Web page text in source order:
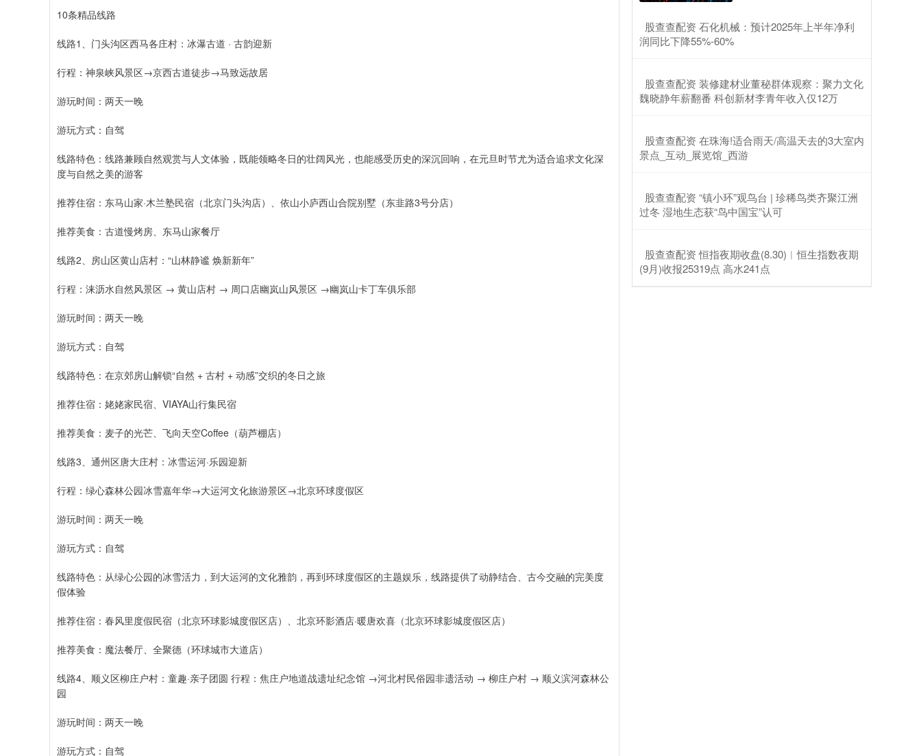
10条精品线路
线路1、门头沟区西马各庄村：冰瀑古道 · 古韵迎新
行程：神泉峡风景区→京西古道徒步→马致远故居
游玩时间：两天一晚
游玩方式：自驾
线路特色：线路兼顾自然观赏与人文体验，既能领略冬日的壮阔风光，也能感受历史的深沉回响，在元旦时节尤为适合追求文化深
度与自然之美的游客
推荐住宿：东马山家·木兰塾民宿（北京门头沟店）、依山小庐西山合院别墅（东韭路3号分店）
推荐美食：古道慢烤房、东马山家餐厅
线路2、房山区黄山店村：“山林静谧 焕新新年”
行程：涞沥水自然风景区 → 黄山店村 → 周口店幽岚山风景区 →幽岚山卡丁车俱乐部
游玩时间：两天一晚
游玩方式：自驾
线路特色：在京郊房山解锁“自然 + 古村 + 动感”交织的冬日之旅
推荐住宿：姥姥家民宿、VIAYA山行集民宿
推荐美食：麦子的光芒、飞向天空Coffee（葫芦棚店）
线路3、通州区唐大庄村：冰雪运河·乐园迎新
行程：绿心森林公园冰雪嘉年华→大运河文化旅游景区→北京环球度假区
游玩时间：两天一晚
游玩方式：自驾
线路特色：从绿心公园的冰雪活力，到大运河的文化雅韵，再到环球度假区的主题娱乐，线路提供了动静结合、古今交融的完美度
假体验
推荐住宿：春风里度假民宿（北京环球影城度假区店）、北京环影酒店·暖唐欢喜（北京环球影城度假区店）
推荐美食：魔法餐厅、全聚德（环球城市大道店）
线路4、顺义区柳庄户村：童趣·亲子团圆 行程：焦庄户地道战遗址纪念馆 →河北村民俗园非遗活动 → 柳庄户村 → 顺义滨河森林公
园
游玩时间：两天一晚
游玩方式：自驾
​股查查配资 石化机械：预计2025年上半年净利
润同比下降55%-60%
​股查查配资 装修建材业董秘群体观察：聚力文化
魏晓静年薪翻番 科创新材李青年收入仅12万
​股查查配资 在珠海!适合雨天/高温天去的3大室内
景点_互动_展览馆_西游
​股查查配资 “镇小环”观鸟台 | 珍稀鸟类齐聚江洲
过冬 湿地生态获“鸟中国宝”认可
​股查查配资 恒指夜期收盘(8.30)︱恒生指数夜期
(9月)收报25319点 高水241点